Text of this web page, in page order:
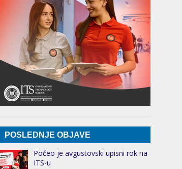
POSLEDNJE OBJAVE
Počeo je avgustovski upisni rok na
ITS-u